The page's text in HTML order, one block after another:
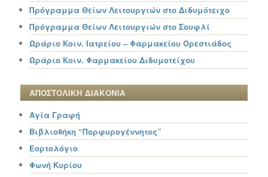
Πρόγραμμα Θείων Λειτουργιών στο Διδυμότειχο
Πρόγραμμα Θείων Λειτουργιών στο Σουφλί
Ωράριο Κοιν. Ιατρείου – Φαρμακείου Ορεστιάδος
Ωράριο Κοιν. Φαρμακείου Διδυμοτείχου
ΑΠΟΣΤΟΛΙΚΗ ΔΙΑΚΟΝΙΑ
Αγία Γραφή
Βιβλιοθήκη “Πορφυρογέννητος”
Εορτολόγιο
Φωνή Κυρίου